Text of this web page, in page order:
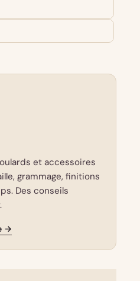
et accessoires
grammage, finitions
Des conseils
→